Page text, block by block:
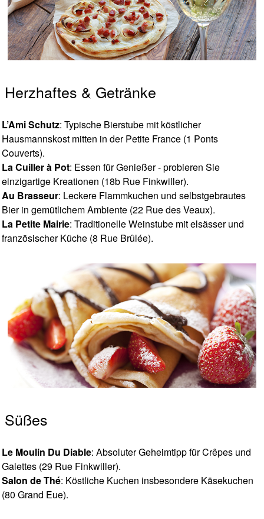
Herzhaftes & Getränke
L’Ami Schutz: Typische Bierstube mit köstlicher
Hausmannskost mitten in der Petite France (1 Ponts
Couverts).
La Cuiller à Pot: Essen für Genießer - probieren Sie
einzigartige Kreationen (18b Rue Finkwiller).
Au Brasseur: Leckere Flammkuchen und selbstgebrautes
Bier in gemütlichem Ambiente (22 Rue des Veaux).
La Petite Mairie: Traditionelle Weinstube mit elsässer und
französischer Küche (8 Rue Brûlée).
Süßes
Le Moulin Du Diable: Absoluter Geheimtipp für Crêpes und
Galettes (29 Rue Finkwiller).
Salon de Thé: Köstliche Kuchen insbesondere Käsekuchen
(80 Grand Eue).